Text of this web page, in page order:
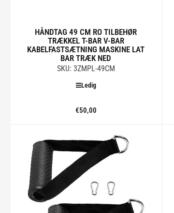
HÅNDTAG 49 CM RO TILBEHØR
TRÆKKEL T-BAR V-BAR
KABELFASTSÆTNING MASKINE LAT
BAR TRÆK NED
SKU: 3ZMPL-49CM
Ledig
Standard
€50,00